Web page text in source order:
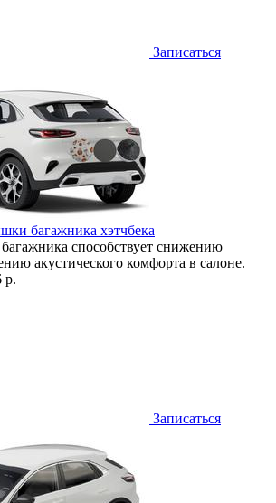
Записаться
багажника хэтчбека
способствует снижению
акустического комфорта в салоне.
р.
Записаться